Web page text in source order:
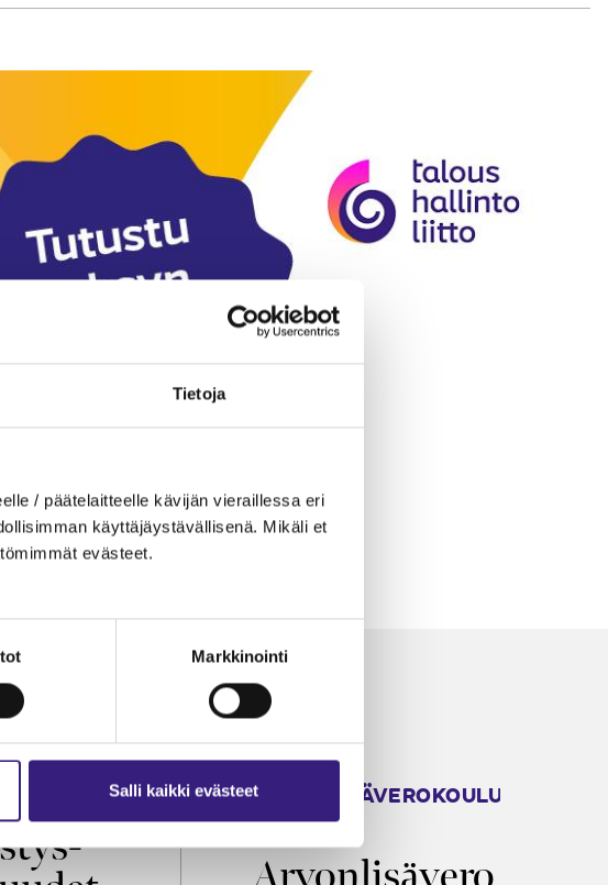
Tietoja
/ päätelaitteelle kävijän vieraillessa eri
käyttäjäystävällisenä. Mikäli et
evästeet.
Markkinointi
Salli kaikki evästeetARVONLISÄVEROKOULU
2026